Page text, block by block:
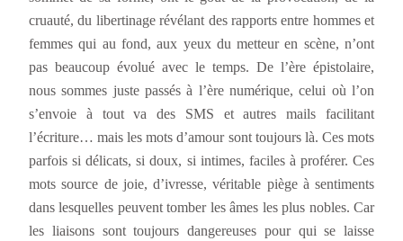
cruauté, du libertinage révélant des rapports entre hommes et
femmes qui au fond, aux yeux du metteur en scène, n’ont
pas beaucoup évolué avec le temps. De l’ère épistolaire,
nous sommes juste passés à l’ère numérique, celui où l’on
s’envoie à tout va des SMS et autres mails facilitant
l’écriture… mais les mots d’amour sont toujours là. Ces mots
parfois si délicats, si doux, si intimes, faciles à proférer. Ces
mots source de joie, d’ivresse, véritable piège à sentiments
dans lesquelles peuvent tomber les âmes les plus nobles. Car
les liaisons sont toujours dangereuses pour qui se laisse